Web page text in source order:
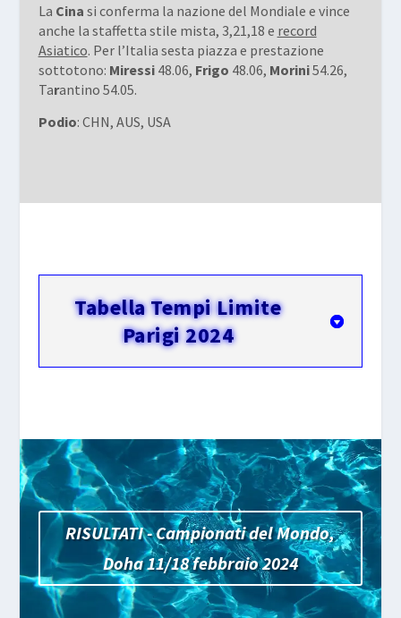
La Cina si conferma la nazione del Mondiale e vince
anche la staffetta stile mista, 3,21,18 e record
Asiatico. Per l’Italia sesta piazza e prestazione
sottotono: Miressi48.06, Frigo 48.06, Morini54.26,
Tarantino 54.05.
Podio: CHN, AUS, USA
Tabella Tempi Limite
Parigi 2024
RISULTATI - Campionati del Mondo,
Doha 11/18 febbraio 2024